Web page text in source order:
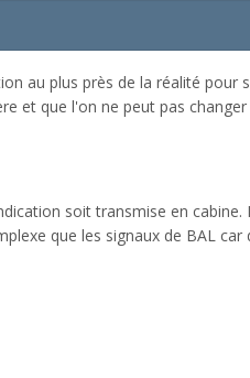
au plus près de la réalité
et que l'on ne peut pas
soit transmise en
que les signaux de BAL